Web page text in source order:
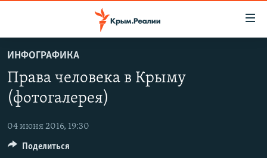
основному
содержанию
Вернутся
навигации
СПЕЦПРОЕКТЫ
КАРТА ВОЕННЫХ ОБЪЕКТОВ КРЫМА
11 ЛЕТ ОККУПАЦИИ КРЫМА. 11 ИСТОРИЙ СОПРОТИВЛЕНИЯ
ВОДА
ИСТОРИЯ
ЕЩЕ
ИНФОГРАФИКА
Права человека в Крыму
(фотогалерея)
04 июня 2016, 19:30
Поделиться